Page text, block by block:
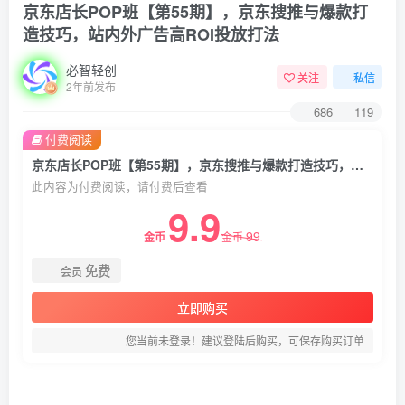
京东店长POP班【第55期】，京东搜推与爆款打
造技巧，站内外广告高ROI投放打法
必智轻创
2年前发布
关注 私信
686 119
京东店长POP班【第55期】，京东搜推与爆款打造技巧，站内外广告高ROI投放打法
此内容为付费阅读，请付费后查看
金币 9.9金币99
会员 免费
立即购买
您当前未登录！建议登陆后购买，可保存购买订单
付费阅读